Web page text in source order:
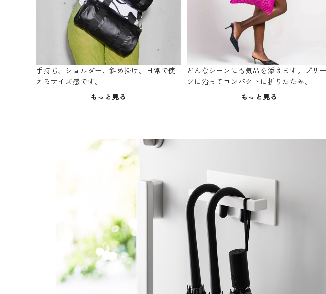
手持ち、ショルダー、斜め掛け。日常で使
えるサイズ感です。
もっと見る
どんなシーンにも気品を添えます。プリー
ツに沿ってコンパクトに折りたたみ。
もっと見る